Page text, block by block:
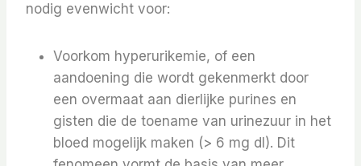
nodig evenwicht voor:
Voorkom hyperurikemie, of een
aandoening die wordt gekenmerkt door
een overmaat aan dierlijke purines en
gisten die de toename van urinezuur in het
bloed mogelijk maken (> 6 mg dl). Dit